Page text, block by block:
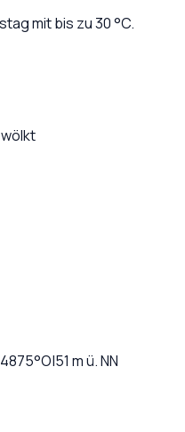
mit bis zu 30 °C.
°O|51 m ü. NN